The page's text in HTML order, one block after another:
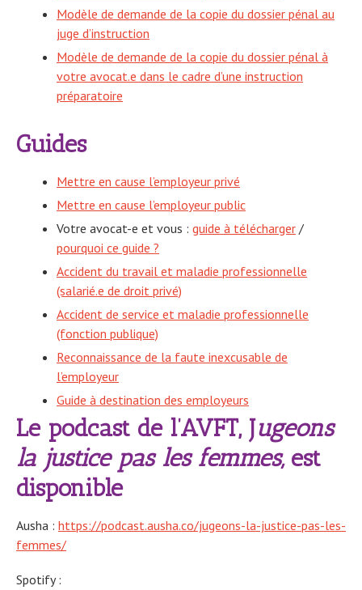
Modèle de demande de la copie du dossier pénal au
juge d’instruction
Modèle de demande de la copie du dossier pénal à
votre avocat.e dans le cadre d’une instruction
préparatoire
Guides
Mettre en cause l’employeur privé
Mettre en cause l’employeur public
Votre avocat-e et vous : guide à télécharger /
pourquoi ce guide ?
Accident du travail et maladie professionnelle
(salarié.e de droit privé)
Accident de service et maladie professionnelle
(fonction publique)
Reconnaissance de la faute inexcusable de
l’employeur
Guide à destination des employeurs
Le podcast de l’AVFT, Jugeons
la justice pas les femmes,est
disponible
Ausha : https://podcast.ausha.co/jugeons-la-justice-pas-les-
femmes/
Spotify :